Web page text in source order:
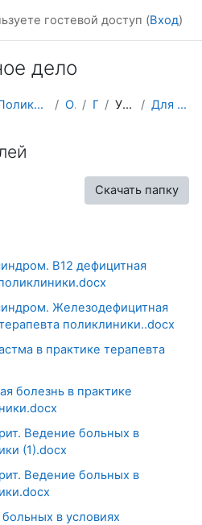
гостевой доступ (Вход)
дело
Поликлинической терапии О курсе ПТЛФ УММ 2016 г. Для преподавателей
Скачать папку
В12 дефицитная
Железодефицитная
поликлиники..docx
в практике терапевта
болезнь в практике
Ведение больных в
(1).docx
Ведение больных в
в условиях